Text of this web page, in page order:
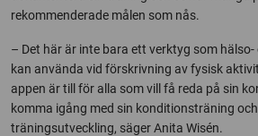
rekommenderade målen som nås.
– Det här är inte bara ett verktyg som hälso-
kan använda vid förskrivning av fysisk
appen är till för alla som vill få reda på sin
komma igång med sin konditionsträning
träningsutveckling, säger Anita Wisén.